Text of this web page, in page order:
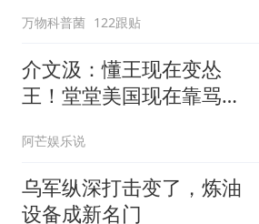
万物科普菌 122跟贴
介文汲：懂王现在变怂
王！堂堂美国现在靠骂人
阿芒娱乐说
乌军纵深打击变了，炼油
设备成新名门